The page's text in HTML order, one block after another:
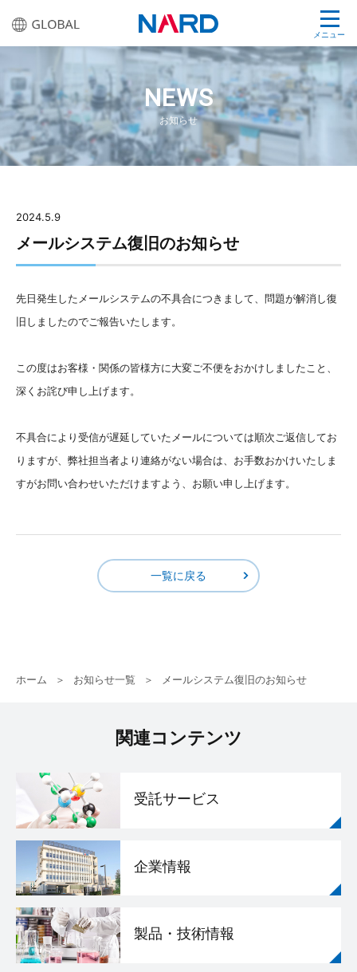
メニュー
NEWS
お知らせ
2024.5.9
メールシステム復旧のお知らせ
先日発生したメールシステムの不具合につきまして、問題が解消し復
旧しましたのでご報告いたします。
この度はお客様・関係の皆様方に大変ご不便をおかけしましたこと、
深くお詫び申し上げます。
不具合により受信が遅延していたメールについては順次ご返信してお
りますが、弊社担当者より連絡がない場合は、お手数おかけいたしま
すがお問い合わせいただけますよう、お願い申し上げます。
一覧に戻る
ホーム お知らせ一覧 メールシステム復旧のお知らせ
関連コンテンツ
受託サービス
企業情報
製品・技術情報